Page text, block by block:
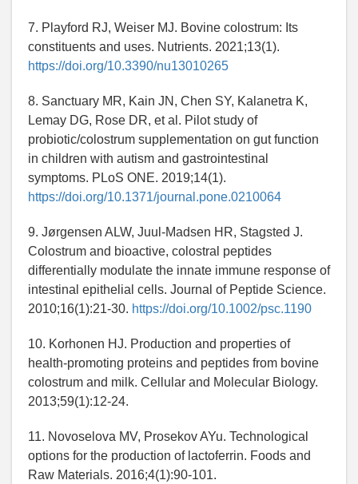
7. Playford RJ, Weiser MJ. Bovine colostrum: Its
constituents and uses. Nutrients. 2021;13(1).
https://doi.org/10.3390/nu13010265
8. Sanctuary MR, Kain JN, Chen SY, Kalanetra K,
Lemay DG, Rose DR, et al. Pilot study of
probiotic/colostrum supplementation on gut function
in children with autism and gastrointestinal
symptoms. PLoS ONE. 2019;14(1).
https://doi.org/10.1371/journal.pone.0210064
9. Jørgensen ALW, Juul-Madsen HR, Stagsted J.
Colostrum and bioactive, colostral peptides
differentially modulate the innate immune response of
intestinal epithelial cells. Journal of Peptide Science.
2010;16(1):21-30. https://doi.org/10.1002/psc.1190
10. Korhonen HJ. Production and properties of
health-promoting proteins and peptides from bovine
colostrum and milk. Cellular and Molecular Biology.
2013;59(1):12-24.
11. Novoselova MV, Prosekov AYu. Technological
options for the production of lactoferrin. Foods and
Raw Materials. 2016;4(1):90-101.